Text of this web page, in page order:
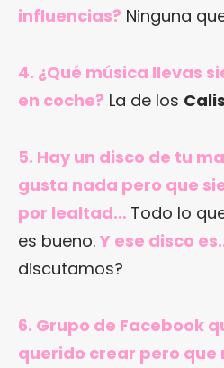
influencias? Ninguna
4. ¿Qué música llevas
en coche? La de los Calis
5. Hay un disco de tu
gusta nada pero que
por lealtad… Todo lo
es bueno. Y ese disco
discutamos?
6. Grupo de Facebook
querido crear pero que